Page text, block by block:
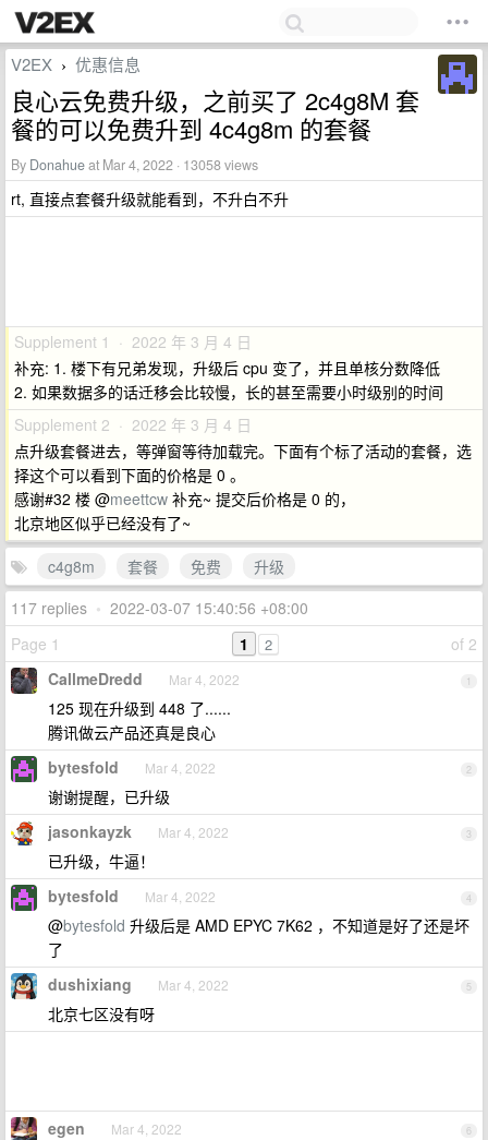
V2EX › 优惠信息
良心云免费升级，之前买了 2c4g8M 套
餐的可以免费升到 4c4g8m 的套餐
By Donahueat Mar 4, 2022 · 13058 views
rt, 直接点套餐升级就能看到，不升白不升
Supplement 1 · 2022 年 3 月 4 日
补充: 1. 楼下有兄弟发现，升级后 cpu 变了，并且单核分数降低
2. 如果数据多的话迁移会比较慢，长的甚至需要小时级别的时间
Supplement 2 · 2022 年 3 月 4 日
点升级套餐进去，等弹窗等待加载完。下面有个标了活动的套餐，选
择这个可以看到下面的价格是 0 。
感谢#32 楼 @meettcw 补充~ 提交后价格是 0 的，
北京地区似乎已经没有了~
c4g8m
套餐 免费
升级
117 replies • 2022-03-07 15:40:56 +08:00
Page 1
of 2
1 2
1
CallmeDredd Mar 4, 2022
125 现在升级到 448 了......
腾讯做云产品还真是良心
2
bytesfold Mar 4, 2022
谢谢提醒，已升级
3
jasonkayzk Mar 4, 2022
已升级，牛逼！
4
bytesfold Mar 4, 2022
@bytesfold 升级后是 AMD EPYC 7K62 ，不知道是好了还是坏
了
5
dushixiang Mar 4, 2022
北京七区没有呀
6
egen Mar 4, 2022